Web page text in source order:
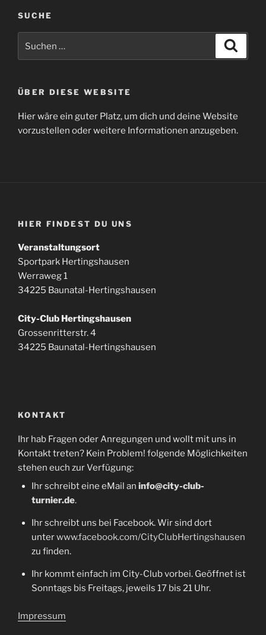
SUCHE
nach:
ÜBER DIESE WEBSITE
Hier wäre ein guter Platz, um dich und deine Website
vorzustellen oder weitere Informationen anzugeben.
HIER FINDEST DU UNS
Veranstaltungsort
Sportpark Hertingshausen
Werraweg 1
34225 Baunatal-Hertingshausen
City-Club Hertingshausen
Grossenritterstr. 4
34225 Baunatal-Hertingshausen
KONTAKT
Ihr hab Fragen oder Anregungen und wollt mit uns in
Kontakt treten? Kein Problem! folgende Möglichkeiten
stehen euch zur Verfügung:
Ihr schreibt eine eMail an info@city-club-
turnier.de.
Ihr schreibt uns bei Facebook. Wir sind dort
unterwww.facebook.com/CityClubHertingshausen
zu finden.
Ihr kommt einfach im City-Club vorbei. Geöffnet ist
Sonntags bis Freitags, jeweils 17 bis 21 Uhr.
Impressum